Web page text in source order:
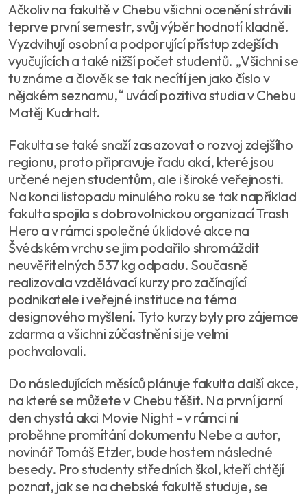
Ačkoliv na fakultě v Chebu všichni ocenění strávili
teprve první semestr, svůj výběr hodnotí kladně.
Vyzdvihují osobní a podporující přístup zdejších
vyučujících a také nižší počet studentů. „Všichni se
tu známe a člověk se tak necítí jen jako číslo v
nějakém seznamu,“ uvádí pozitiva studia v Chebu
Matěj Kudrhalt.
Fakulta se také snaží zasazovat o rozvoj zdejšího
regionu, proto připravuje řadu akcí, které jsou
určené nejen studentům, ale i široké veřejnosti.
Na konci listopadu minulého roku se tak například
fakulta spojila s dobrovolnickou organizací Trash
Hero a v rámci společné úklidové akce na
Švédském vrchu se jim podařilo shromáždit
neuvěřitelných 537 kg odpadu. Současně
realizovala vzdělávací kurzy pro začínající
podnikatele i veřejné instituce na téma
designového myšlení. Tyto kurzy byly pro zájemce
zdarma a všichni zúčastnění si je velmi
pochvalovali.
Do následujících měsíců plánuje fakulta další akce,
na které se můžete v Chebu těšit. Na první jarní
den chystá akci Movie Night - v rámci ní
proběhne promítání dokumentu Nebe a autor,
novinář Tomáš Etzler, bude hostem následné
besedy. Pro studenty středních škol, kteří chtějí
poznat, jak se na chebské fakultě studuje, se